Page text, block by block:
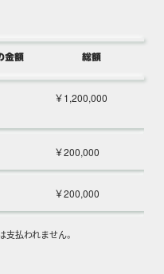
金額 総額
￥1,200,000
￥200,000
￥200,000
払われません。